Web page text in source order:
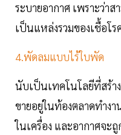
ระบายอากาศ เพราะว่า
เป็นแหล่งรวมของเชื้อโร
4.พัดลมแบบไร้ใบพัด
นับเป็นเทคโนโลยีที่สร้า
ขายอยู่ในท้องตลาดทำง
ในเครื่อง และอากาศจะ